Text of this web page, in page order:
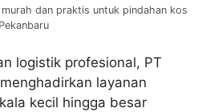
dan praktis untuk pindahan kos
logistik profesional, PT
layanan
kecil hingga besar